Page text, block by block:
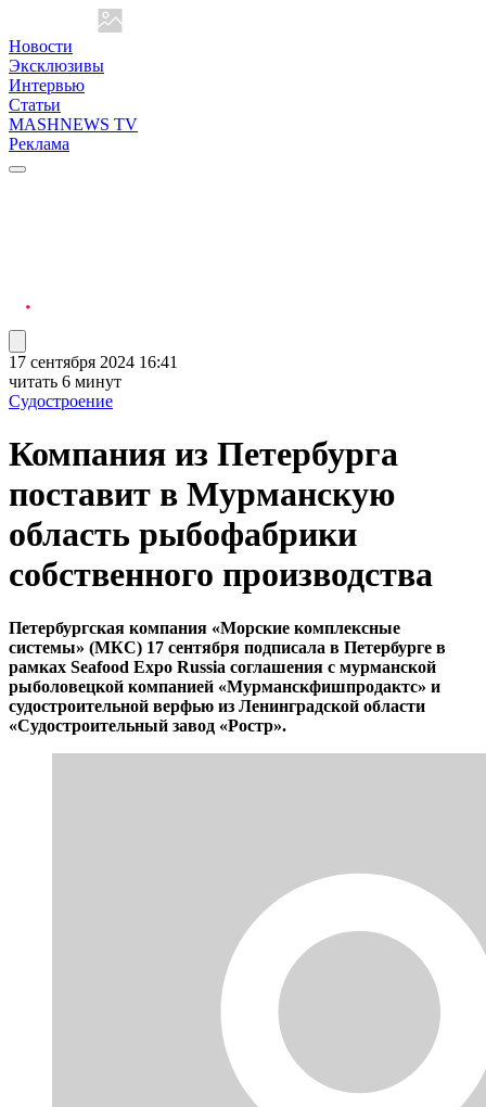
Новости
Эксклюзивы
Интервью
Статьи
MASHNEWS TV
Реклама
17 сентября 2024 16:41
читать 6 минут
Судостроение
Компания из Петербурга
поставит в Мурманскую
область рыбофабрики
собственного производства
Петербургская компания «Морские комплексные
системы» (МКС) 17 сентября подписала в Петербурге в
рамках Seafood Expo Russia соглашения с мурманской
рыболовецкой компанией «Мурманскфишпродактс» и
судостроительной верфью из Ленинградской области
«Судостроительный завод «Ростр».